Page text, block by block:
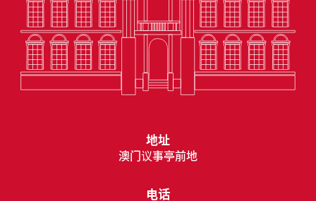
地址
澳门议事亭前地
电话